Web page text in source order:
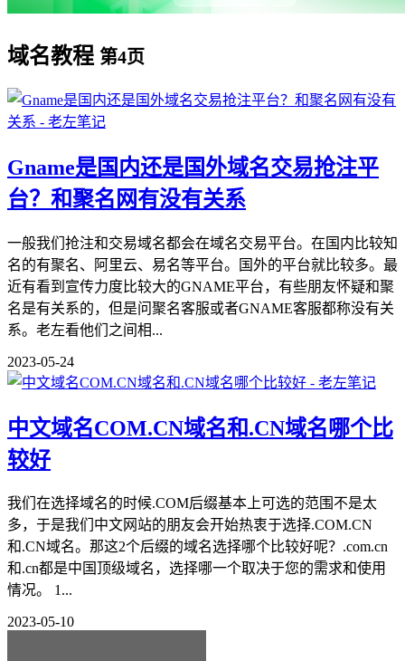
域名教程 第4页
Gname是国内还是国外域名交易抢注平
台？和聚名网有没有关系
一般我们抢注和交易域名都会在域名交易平台。在国内比较知
名的有聚名、阿里云、易名等平台。国外的平台就比较多。最
近有看到宣传力度比较大的GNAME平台，有些朋友怀疑和聚
名是有关系的，但是问聚名客服或者GNAME客服都称没有关
系。老左看他们之间相...
2023-05-24
中文域名COM.CN域名和.CN域名哪个比
较好
我们在选择域名的时候.COM后缀基本上可选的范围不是太
多，于是我们中文网站的朋友会开始热衷于选择.COM.CN
和.CN域名。那这2个后缀的域名选择哪个比较好呢？.com.cn
和.cn都是中国顶级域名，选择哪一个取决于您的需求和使用
情况。 1...
2023-05-10